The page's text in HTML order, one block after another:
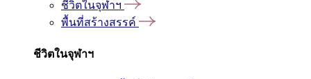
ชีวิตในจุฬาฯ
พื้นที่สร้างสรรค์
ชีวิตในจุฬาฯ